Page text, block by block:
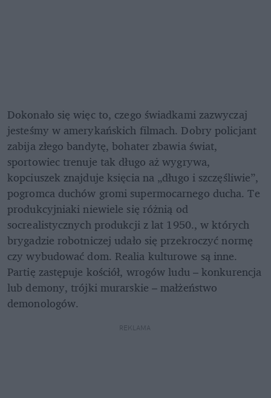
Dokonało się więc to, czego świadkami zazwyczaj
jesteśmy w amerykańskich filmach. Dobry policjant
zabija złego bandytę, bohater zbawia świat,
sportowiec trenuje tak długo aż wygrywa,
kopciuszek znajduje księcia na „długo i szczęśliwie”,
pogromca duchów gromi supermocarnego ducha. Te
produkcyjniaki niewiele się różnią od
socrealistycznych produkcji z lat 1950., w których
brygadzie robotniczej udało się przekroczyć normę
czy wybudować dom. Realia kulturowe są inne.
Partię zastępuje kościół, wrogów ludu – konkurencja
lub demony, trójki murarskie – małżeństwo
demonologów.
REKLAMA